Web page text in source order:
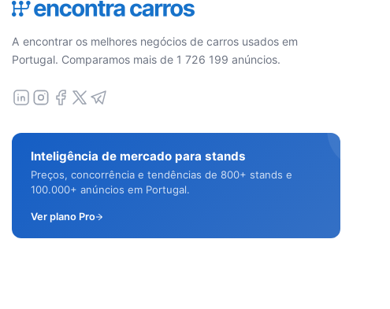
A encontrar os melhores negócios de carros usados em
Portugal. Comparamos mais de 1 726 199 anúncios.
Inteligência de mercado para stands
Preços, concorrência e tendências de 800+ stands e
100.000+ anúncios em Portugal.
Ver plano Pro